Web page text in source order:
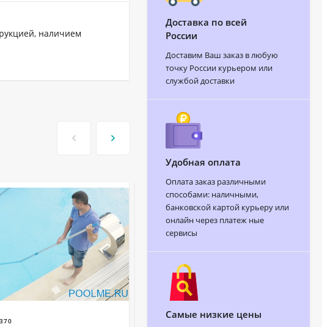
наличием
Доставка по всей
России
Доставим Ваш заказ в любую
точку России курьером или
службой доставки
Удобная оплата
Оплата заказ различными
способами: наличными,
банковской картой курьеру или
онлайн через платеж ные
сервисы
Самые низкие цены